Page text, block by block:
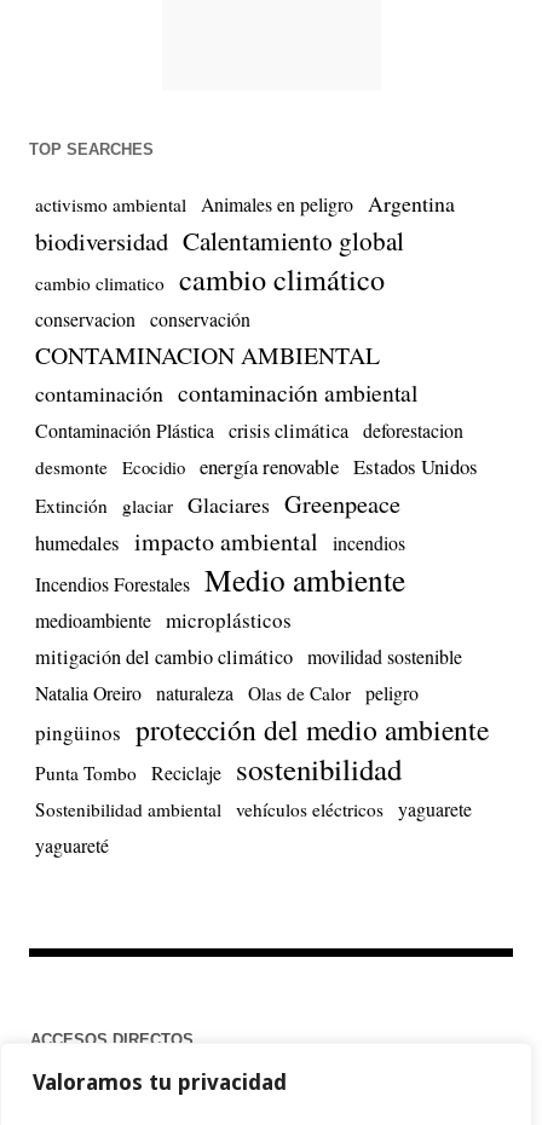
Valoramos tu privacidad
TOP SEARCHES
activismo ambiental Animales en peligro Argentina
biodiversidad Calentamiento global
cambio climatico cambio climático
conservacion conservación
CONTAMINACION AMBIENTAL
contaminación contaminación ambiental
Contaminación Plástica crisis climática deforestacion
desmonte Ecocidio energía renovable Estados Unidos
Extinción glaciar Glaciares Greenpeace
humedales impacto ambiental
incendios
Incendios Forestales Medio ambiente
medioambiente microplásticos
mitigación del cambio climático movilidad sostenible
Natalia Oreiro naturaleza Olas de Calor peligro
pingüinos protección del medio ambiente
Punta Tombo Reciclaje sostenibilidad
Sostenibilidad ambiental vehículos eléctricos
yaguarete
yaguareté
ACCESOS DIRECTOS
Home